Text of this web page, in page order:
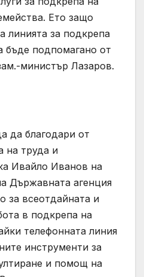
Ето защо
линията за подкрепа
бъде подпомагано от
министър Лазаров.
да благодари от
на труда и
Ивайло Иванов на
Държавната агенция
за всеотдайната и
в подкрепа на
телефонната линия
инструменти за
и помощ на